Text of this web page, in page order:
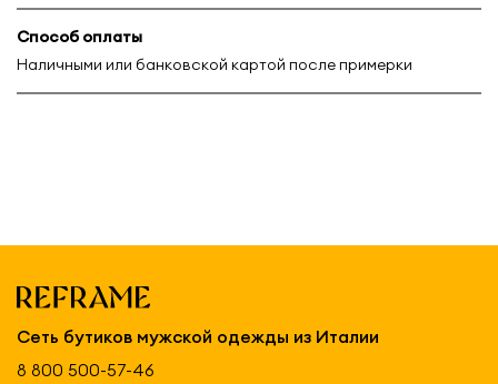
Способ оплаты
Наличными или банковской картой после примерки
Сеть бутиков мужской одежды из Италии
8 800 500-57-46